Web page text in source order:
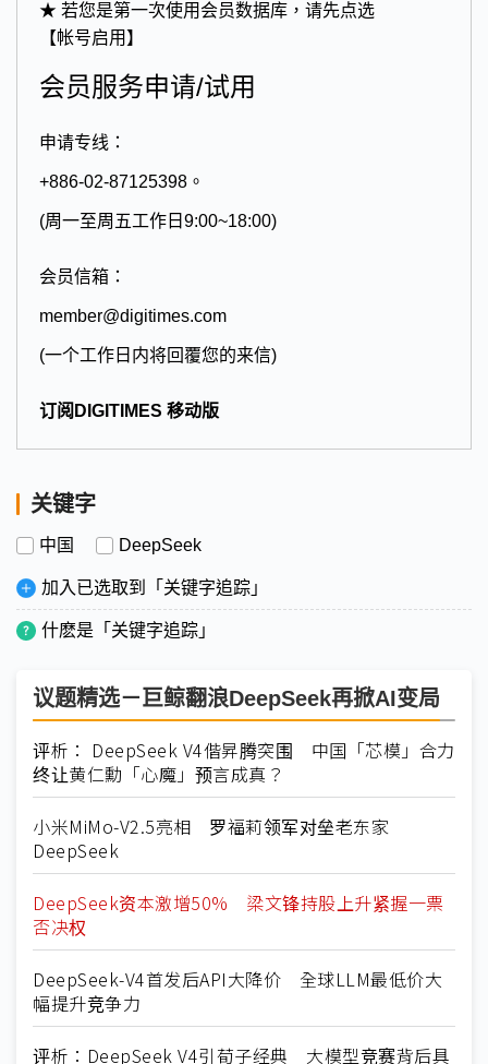
★ 若您是第一次使用会员数据库，请先点选
【帐号启用】
会员服务申请/试用
申请专线：
+886-02-87125398。
(周一至周五工作日9:00~18:00)
会员信箱：
member@digitimes.com
(一个工作日内将回覆您的来信)
订阅DIGITIMES 移动版
关键字
中国 DeepSeek
加入已选取到「关键字追踪」
什麽是「关键字追踪」
议题精选－巨鲸翻浪DeepSeek再掀AI变局
评析： DeepSeek V4偕昇腾突围 中国「芯模」合力
终让黄仁勳「心魔」预言成真？
小米MiMo-V2.5亮相 罗福莉领军对垒老东家
DeepSeek
DeepSeek资本激增50% 梁文锋持股上升紧握一票
否决权
DeepSeek-V4首发后API大降价 全球LLM最低价大
幅提升竞争力
评析：DeepSeek V4引荀子经典 大模型竞赛背后具